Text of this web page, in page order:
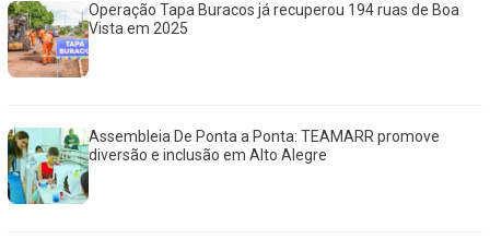
Operação Tapa Buracos já recuperou 194 ruas de Boa
Vista em 2025
Assembleia De Ponta a Ponta: TEAMARR promove
diversão e inclusão em Alto Alegre